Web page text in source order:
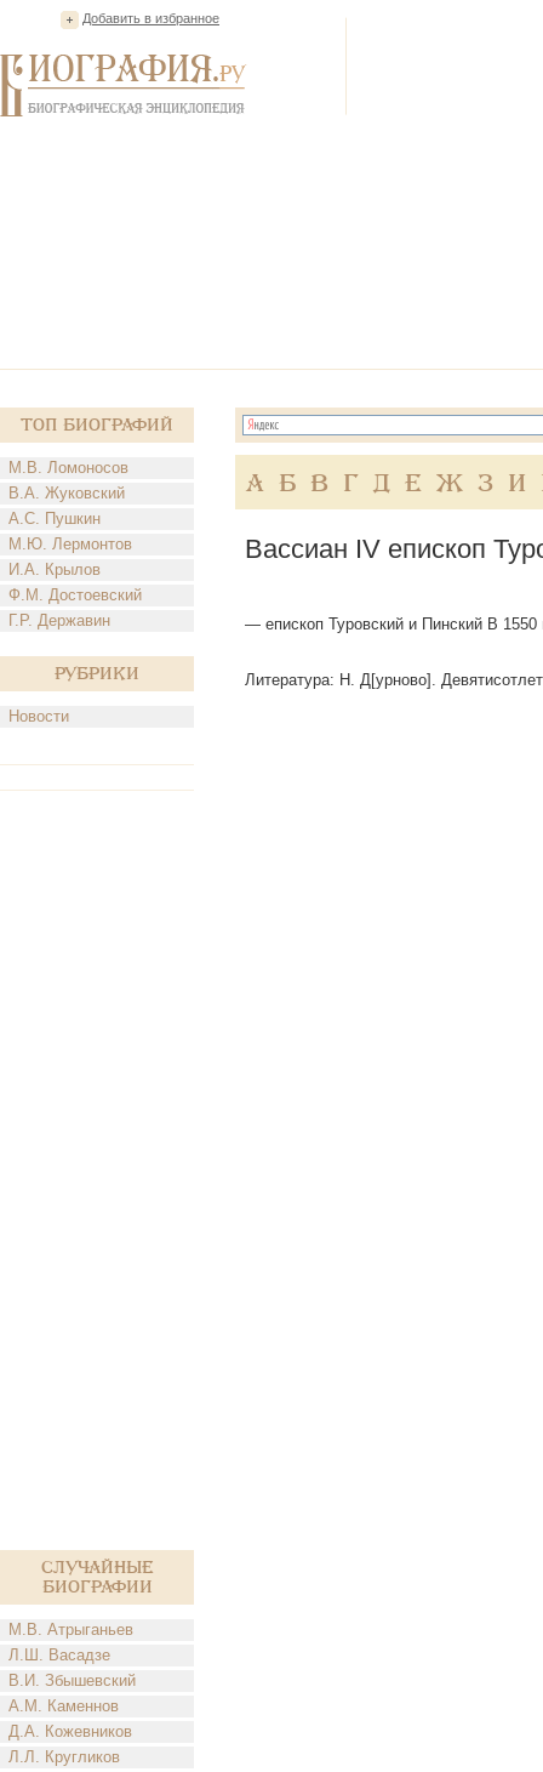
Добавить в избранное
Топ Биографий
М.В. Ломоносов
В.А. Жуковский
А.С. Пушкин
М.Ю. Лермонтов
И.А. Крылов
Ф.М. Достоевский
Г.Р. Державин
Рубрики
Новости
Случайные
биографии
М.В. Атрыганьев
Л.Ш. Васадзе
В.И. Збышевский
А.М. Каменнов
Д.А. Кожевников
Л.Л. Кругликов
А Б В Г Д Е Ж З И
Вассиан IV епископ
— епископ Туровский и Пинский В 1550
Литература: Н. Д[урново].